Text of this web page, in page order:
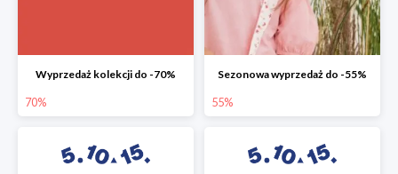
Wyprzedaż kolekcji do -70%
70%
Sezonowa wyprzedaż do -55%
55%